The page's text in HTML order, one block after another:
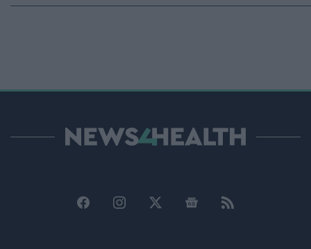
Ο ΙΣΑ συνιστά τη λήψη σχολαστικών μέτρων ατομικής
Και οι μαϊμούδες έχουν κατοικίδια! Οι επιστήμονες
ρίχνουν φως στις "φιλίες" μεταξύ διαφορετικών ειδών
Η ΕΙΝΑΠ καταγγέλλει την αιφνιδιαστική ένταξη του